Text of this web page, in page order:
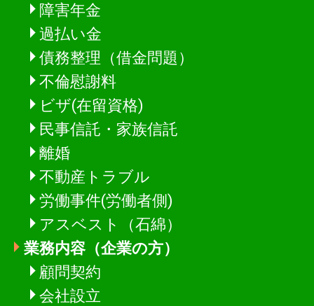
障害年金
過払い金
債務整理（借金問題）
不倫慰謝料
ビザ(在留資格)
民事信託・家族信託
離婚
不動産トラブル
労働事件(労働者側)
アスベスト（石綿）
業務内容（企業の方）
顧問契約
会社設立